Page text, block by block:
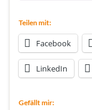
Teilen mit:
Facebook
LinkedIn
Gefällt mir: